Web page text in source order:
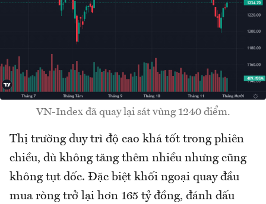
VN-Index đã quay lại sát vùng 1240 điểm.
Thị trường duy trì độ cao khá tốt trong phiên
chiều, dù không tăng thêm nhiều nhưng cũng
không tụt dốc. Đặc biệt khối ngoại quay đầu
mua ròng trở lại hơn 165 tỷ đồng, đánh dấu